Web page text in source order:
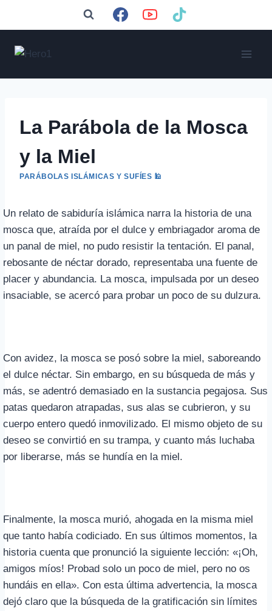
La Parábola de la Mosca
y la Miel
PARÁBOLAS ISLÁMICAS Y SUFÍES 🕌
Un relato de sabiduría islámica narra la historia de una
mosca que, atraída por el dulce y embriagador aroma de
un panal de miel, no pudo resistir la tentación. El panal,
rebosante de néctar dorado, representaba una fuente de
placer y abundancia. La mosca, impulsada por un deseo
insaciable, se acercó para probar un poco de su dulzura.
Con avidez, la mosca se posó sobre la miel, saboreando
el dulce néctar. Sin embargo, en su búsqueda de más y
más, se adentró demasiado en la sustancia pegajosa. Sus
patas quedaron atrapadas, sus alas se cubrieron, y su
cuerpo entero quedó inmovilizado. El mismo objeto de su
deseo se convirtió en su trampa, y cuanto más luchaba
por liberarse, más se hundía en la miel.
Finalmente, la mosca murió, ahogada en la misma miel
que tanto había codiciado. En sus últimos momentos, la
historia cuenta que pronunció la siguiente lección: «¡Oh,
amigos míos! Probad solo un poco de miel, pero no os
hundáis en ella». Con esta última advertencia, la mosca
dejó claro que la búsqueda de la gratificación sin límites